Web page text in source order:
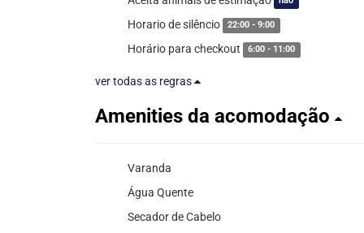
Horario de silêncio 22:00 - 9:00
Horário para checkout 6:00 - 11:00
ver todas as regras
Amenities da acomodação
Varanda
Água Quente
Secador de Cabelo